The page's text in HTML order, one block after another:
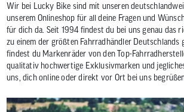
Wir bei Lucky Bike sind mit unseren
unserem Onlineshop für all deine Fragen und
für dich da. Seit 1994 findest du bei uns genau das
zu einem der größten Fahrradhändler Deutschlands
findest du Markenräder von den Top-
qualitativ hochwertige Exklusivmarken und
uns, dich online oder direkt vor Ort bei uns